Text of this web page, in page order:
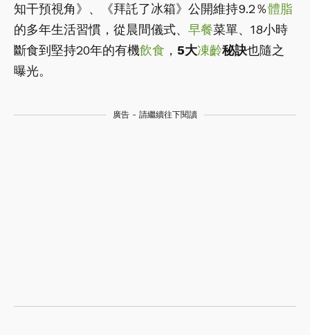
知干預視角》、《拜託了冰箱》公開維持9.2％體脂
的多年生活習慣，從晨間儀式、 早餐菜單、18小時
斷食到堅持20年的有機飲食 ， 5大凍齡秘訣也隨之
曝光。
廣告 - 請繼續往下閱讀